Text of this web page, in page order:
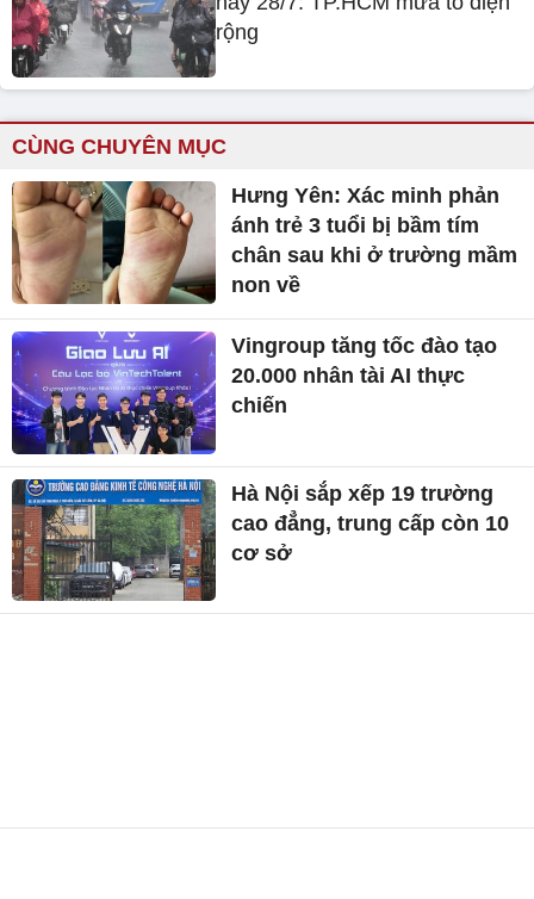
rộng
CÙNG CHUYÊN MỤC
Hưng Yên: Xác minh phản
ánh trẻ 3 tuổi bị bầm tím
chân sau khi ở trường mầm
non về
Vingroup tăng tốc đào tạo
20.000 nhân tài AI thực
chiến
Hà Nội sắp xếp 19 trường
cao đẳng, trung cấp còn 10
cơ sở